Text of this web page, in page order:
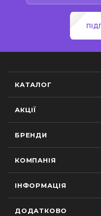
КАТАЛОГ
АКЦІЇ
БРЕНДИ
КОМПАНІЯ
ІНФОРМАЦІЯ
ДОДАТКОВО